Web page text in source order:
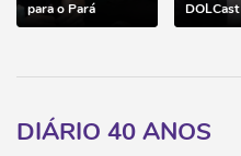
para o Pará
DOLCast
DIÁRIO 40 ANOS